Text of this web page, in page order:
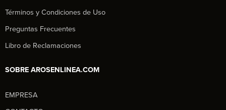
Términos y Condiciones de Uso
Preguntas Frecuentes
Libro de Reclamaciones
SOBRE AROSENLINEA.COM
EMPRESA